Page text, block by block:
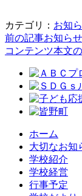
カテゴリ： お知
前の記事お知ら
コンテンツ本文
ホーム
大切なお知
学校紹介
学校経営
行事予定